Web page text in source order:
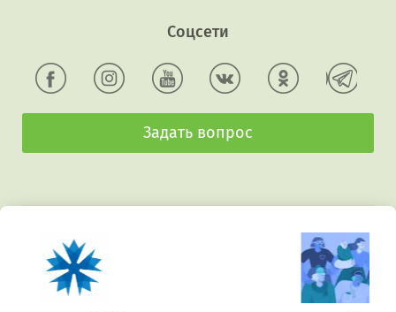
Соцсети
Задать вопрос